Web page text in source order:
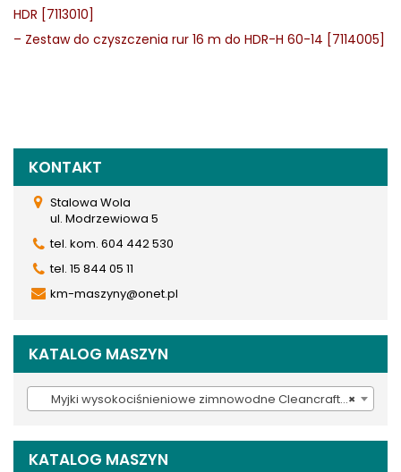
HDR [7113010]
– Zestaw do czyszczenia rur 16 m do HDR-H 60-14 [7114005]
KONTAKT
Stalowa Wola
ul. Modrzewiowa 5
tel. kom. 604 442 530
tel. 15 844 05 11
km-maszyny@onet.pl
KATALOG MASZYN
×
Myjki wysokociśnieniowe zimnowodne Cleancraft (20)
KATALOG MASZYN